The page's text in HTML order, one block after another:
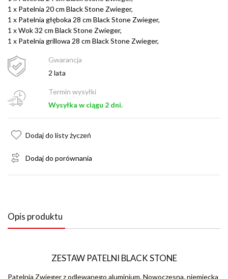
1 x Patelnia 20 cm Black Stone Zwieger,
1 x Patelnia głęboka 28 cm Black Stone Zwieger,
1 xWok 32 cm Black Stone Zwieger,
1 x Patelnia grillowa 28 cm Black Stone Zwieger,
Gwarancja
2 lata
Termin wysyłki
Wysyłka w ciągu 2 dni.
Dodaj do listy życzeń
Dodaj do porównania
Opis produktu
ZESTAW PATELNI BLACK STONE
Patelnia Zwieger z odlewanego aluminium. Nowoczesna, niemiecka